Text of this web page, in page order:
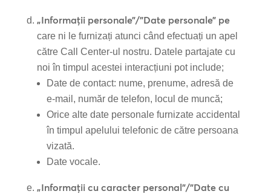
„Informații personale”/”Date personale” pe
care ni le furnizați atunci când efectuați un apel
către Call Center-ul nostru. Datele partajate cu
noi în timpul acestei interacțiuni pot include;
Date de contact: nume, prenume, adresă de
e-mail, număr de telefon, locul de muncă;
Orice alte date personale furnizate accidental
în timpul apelului telefonic de către persoana
vizată.
Date vocale.
„Informații cu caracter personal”/”Date cu